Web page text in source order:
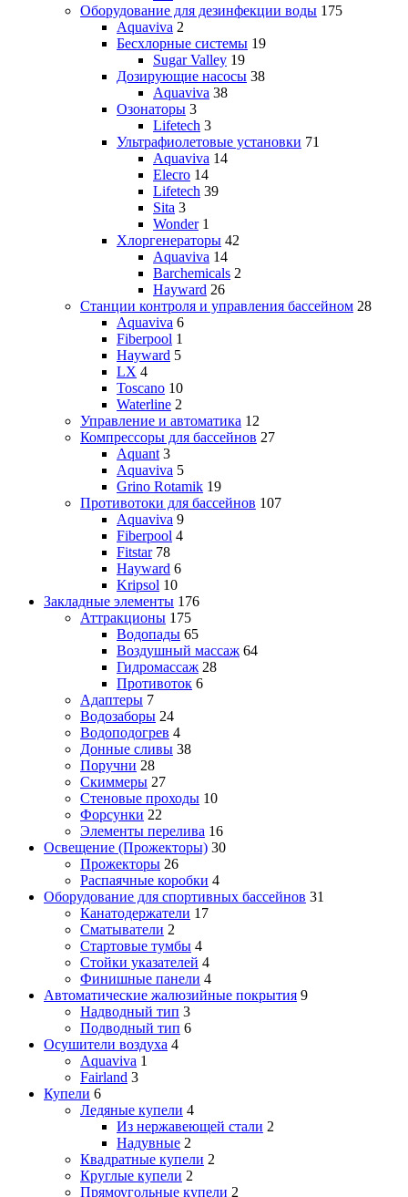
Оборудование для дезинфекции воды 175
Aquaviva 2
Бесхлорные системы 19
Sugar Valley 19
Дозирующие насосы 38
Aquaviva 38
Озонаторы 3
Lifetech 3
Ультрафиолетовые установки 71
Aquaviva 14
Elecro 14
Lifetech 39
Sita 3
Wonder 1
Хлоргенераторы 42
Aquaviva 14
Barchemicals 2
Hayward 26
Станции контроля и управления бассейном 28
Aquaviva 6
Fiberpool 1
Hayward 5
LX 4
Toscano 10
Waterline 2
Управление и автоматика 12
Компрессоры для бассейнов 27
Aquant 3
Aquaviva 5
Grino Rotamik 19
Противотоки для бассейнов 107
Aquaviva 9
Fiberpool 4
Fitstar 78
Hayward 6
Kripsol 10
Закладные элементы 176
Аттракционы 175
Водопады 65
Воздушный массаж 64
Гидромассаж 28
Противоток 6
Адаптеры 7
Водозаборы 24
Водоподогрев 4
Донные сливы 38
Поручни 28
Скиммеры 27
Стеновые проходы 10
Форсунки 22
Элементы перелива 16
Освещение (Прожекторы) 30
Прожекторы 26
Распаячные коробки 4
Оборудование для спортивных бассейнов 31
Канатодержатели 17
Сматыватели 2
Стартовые тумбы 4
Стойки указателей 4
Финишные панели 4
Автоматические жалюзийные покрытия 9
Надводный тип 3
Подводный тип 6
Осушители воздуха 4
Aquaviva 1
Fairland 3
Купели 6
Ледяные купели 4
Из нержавеющей стали 2
Надувные 2
Квадратные купели 2
Круглые купели 2
Прямоугольные купели 2